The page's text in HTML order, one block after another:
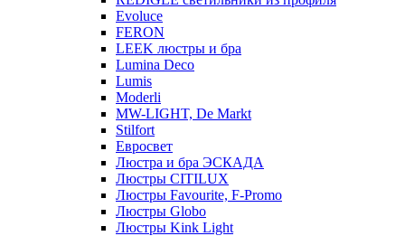
Evoluce
FERON
LEEK люстры и бра
Lumina Deco
Lumis
Moderli
MW-LIGHT, De Markt
Stilfort
Евросвет
Люстра и бра ЭСКАДА
Люстры CITILUX
Люстры Favourite, F-Promo
Люстры Globo
Люстры Kink Light